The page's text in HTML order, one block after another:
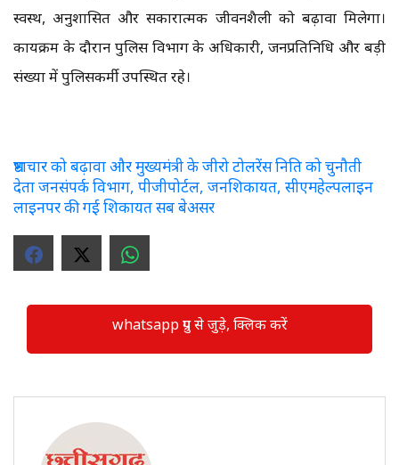
स्वस्थ, अनुशासित और सकारात्मक जीवनशैली को बढ़ावा मिलेगा।
कार्यक्रम के दौरान पुलिस विभाग के अधिकारी, जनप्रतिनिधि और बड़ी
संख्या में पुलिसकर्मी उपस्थित रहे।
भ्रष्टाचार को बढ़ावा और मुख्यमंत्री के जीरो टोलरेंस निति को चुनौती
देता जनसंपर्क विभाग, पीजीपोर्टल, जनशिकायत, सीएमहेल्पलाइन
लाइनपर की गई शिकायत सब बेअसर
whatsapp ग्रुप से जुड़े, क्लिक करें